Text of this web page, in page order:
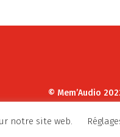
© Mem’Audio
notre site web.